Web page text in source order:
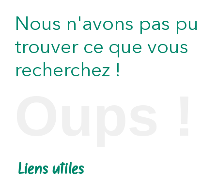
Nous n'avons pas pu
trouver ce que vous
recherchez !
Liens utiles